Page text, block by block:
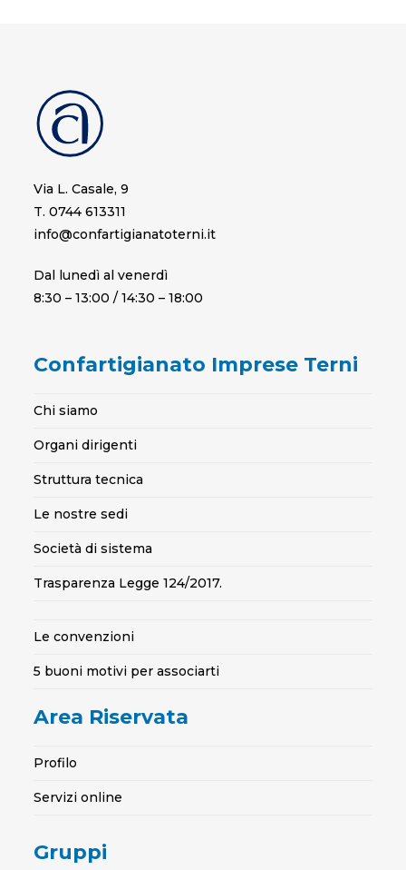
Via L. Casale, 9
T. 0744 613311
info@confartigianatoterni.it
Dal lunedì al venerdì
8:30 – 13:00 / 14:30 – 18:00
Confartigianato Imprese Terni
Chi siamo
Organi dirigenti
Struttura tecnica
Le nostre sedi
Società di sistema
Trasparenza Legge 124/2017.
Le convenzioni
5 buoni motivi per associarti
Area Riservata
Profilo
Servizi online
Gruppi